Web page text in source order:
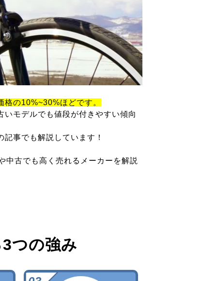
格の10%~30%ほどです。
モデルでも値段が付きやすい傾向
事でも解説しています！
中古でも高く売れるメーカーを解説
3つの強み